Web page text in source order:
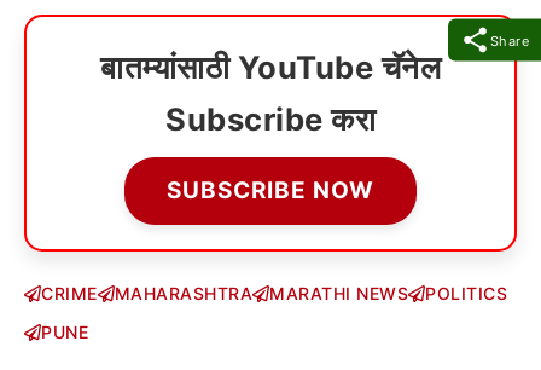
Share
बातम्यांसाठी YouTube चॅनेल
Subscribe करा
SUBSCRIBE NOW
CRIME MAHARASHTRA MARATHI NEWS
POLITICS
PUNE